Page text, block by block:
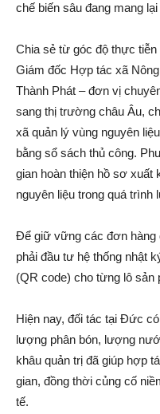
chế biến sâu đang mang
Chia sẻ từ góc độ thực
Giám đốc Hợp tác xã
Thành Phát – đơn vị
sang thị trường châu Âu,
xã quản lý vùng nguyên
bằng sổ sách thủ công.
gian hoàn thiện hồ sơ xuất
nguyên liệu trong quá trình
Để giữ vững các đơn hàng
phải đầu tư hệ thống nhật
(QR code) cho từng lô sản
Hiện nay, đối tác tại Đức
lượng phân bón, lượng
khâu quản trị đã giúp hợp
gian, đồng thời củng cố
tế.